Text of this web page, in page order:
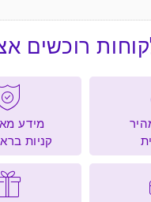
רוכשים
מידע
קניות